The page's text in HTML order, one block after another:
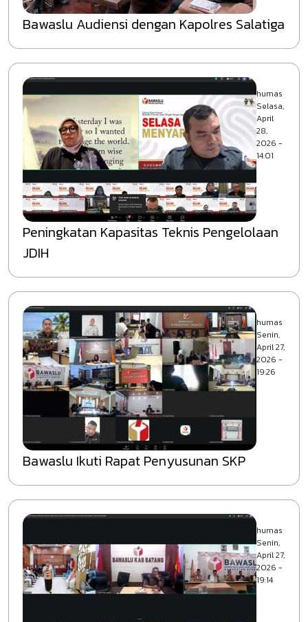
Bawaslu Audiensi dengan Kapolres Salatiga
humas
Selasa,
April
28,
2026 -
14:01
Peningkatan Kapasitas Teknis Pengelolaan
JDIH
humas
Senin,
April 27,
2026 -
19:26
Bawaslu Ikuti Rapat Penyusunan SKP
humas
Senin,
April 27,
2026 -
19:14